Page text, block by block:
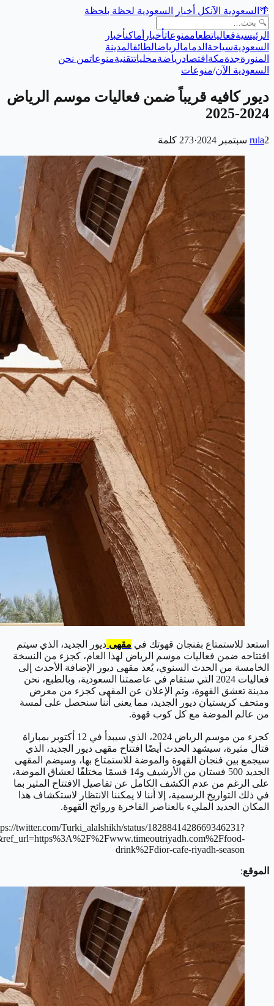
🌴 السعودية الآنكل أخبار السعودية لحظة بلحظة
الرئيسيةفعالياتطعاممنوعاتأخبار أماكنأخبار
السعوديةسياحة الدمامالرياضالطائفالمدينة
المنورةجدةمكة اقتصادرياضةمحلياتتقنيةمنوعاتمن نحن
السعودية الآن/منوعات
ديور كافيه قريباً ضمن فعاليات موسم الرياض
2024-2025
rula2 سبتمبر 2024 ·
273 كلمة
استعد للاستمتاع بفنجان قهوتك في مقهى ديور الجديد، الذي سيتم
افتتاحه ضمن فعاليات موسم الرياض لهذا العام، كجزء من النسخة
الخامسة من الحدث السنوي، يُعد مقهى ديور الإضافة الأحدث إلى
فعاليات 2024 التي ستقام في عاصمتنا السعودية، وبالطبع، نحن
مدينة تعشق القهوة، وتم الإعلان عن المقهى كجزء من معرض
ومتحف كريستيان ديور الجديد، مما يعني أننا سنحصل على لمسة
من عالم الموضة مع كل كوب قهوة.
كجزء من موسم الرياض 2024، الذي سيبدأ في 12 أكتوبر بمباراة
قتال مثيرة، سيشهد الحدث أيضًا افتتاح مقهى ديور الجديد، الذي
سيجمع بين فنجان القهوة والموضة للاستمتاع بها، وسيضم المقهى
الجديد 500 فستان من الأرشيف و14 قسمًا مختلفًا لعشاق الموضة،
على الرغم من عدم الكشف الكامل عن تفاصيل الافتتاح المثير بما
في ذلك التواريخ الرسمية، إلا أننا لا يمكننا الانتظار لاستكشاف هذا
المكان الجديد المليء بالعناصر الفاخرة وروائح القهوة.
twitter.com/Turki_alalshikh/status/1828841428669346231?
drink%2Fdior-cafe-riyadh-season
الموقع: